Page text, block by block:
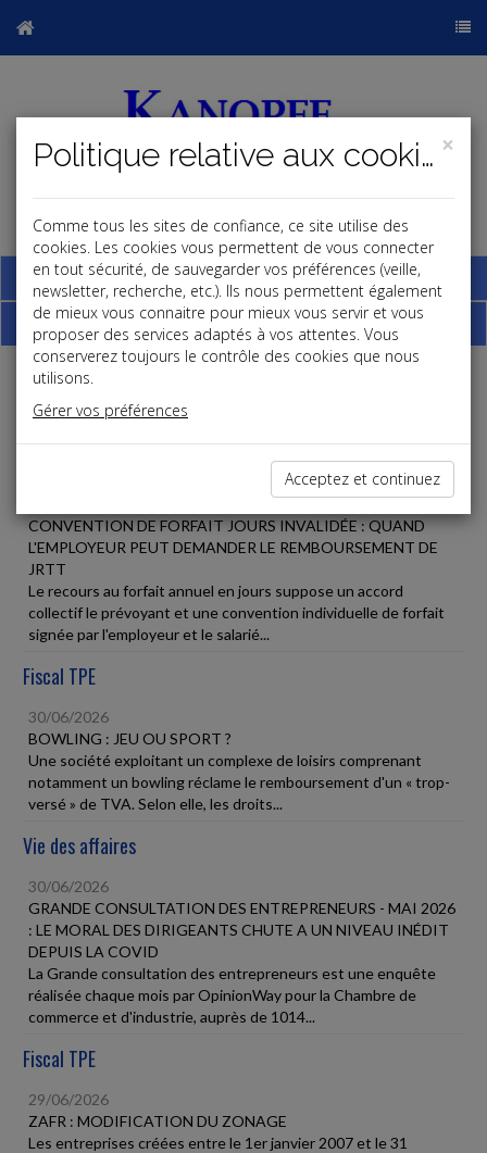
Base documentaire
Dépêches
Liste des dernières dépêches
CONVENTION DE FORFAIT JOURS INVALIDÉE : QUAND
L'EMPLOYEUR PEUT DEMANDER LE REMBOURSEMENT DE
JRTT
Le recours au forfait annuel en jours suppose un accord
collectif le prévoyant et une convention individuelle de forfait
signée par l'employeur et le salarié...
Fiscal TPE
30/06/2026
BOWLING : JEU OU SPORT ?
Une société exploitant un complexe de loisirs comprenant
notamment un bowling réclame le remboursement d'un « trop-
versé » de TVA. Selon elle, les droits...
Vie des affaires
30/06/2026
GRANDE CONSULTATION DES ENTREPRENEURS - MAI 2026
: LE MORAL DES DIRIGEANTS CHUTE A UN NIVEAU INÉDIT
DEPUIS LA COVID
La Grande consultation des entrepreneurs est une enquête
réalisée chaque mois par OpinionWay pour la Chambre de
commerce et d'industrie, auprès de 1014...
Fiscal TPE
29/06/2026
ZAFR : MODIFICATION DU ZONAGE
Les entreprises créées entre le 1er janvier 2007 et le 31
×
Politique relative aux cookies
Comme tous les sites de confiance, ce site utilise des
cookies. Les cookies vous permettent de vous connecter
en tout sécurité, de sauvegarder vos préférences (veille,
newsletter, recherche, etc.). Ils nous permettent également
de mieux vous connaitre pour mieux vous servir et vous
proposer des services adaptés à vos attentes. Vous
conserverez toujours le contrôle des cookies que nous
utilisons.
Gérer vos préférences
Acceptez et continuez